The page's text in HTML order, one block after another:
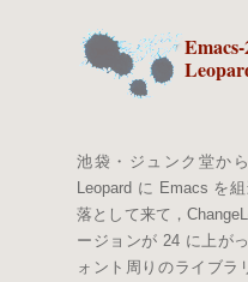
池袋・ジュンク堂か
Leopard に Emacs を
落として来て，
ージョンが 24 に上が
ォント周りのライブラ